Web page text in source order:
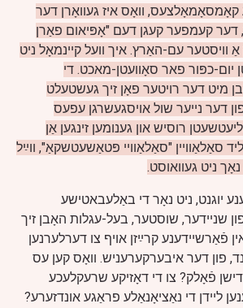
קאָמסאָמאָלצעס, וואָס איז געוואָרן דער
דער קעמפער קעגן דעם "אָפּיאום פאַרן
אַ וויסטער עם-האַרץ. איך וועל קיינמאָל ניט
כפּור פאר סאָוועטן-מאכט. די
דער רויטער פאָן זיך געשטעלט
דער נייער שול אויסגעשרגן עפעס
רוסיש און גענומען זינגען אַן
סאַלאַוויין "סאַלאַוויי פּטאַשעטשקאַ", ווײַל
ניט געוואוסט.
יוגנט, ניט נאָר די באַלעבאטישע
שניידער, שוסטער, בעל-עגלות האָבן זיך
פֿאַרשיידענע קרײַזן אויף צו דערלערנען
פון דער איבערקערעניש. וואָס קען עס
פֿאָלק? צו די דאָזיקע שרעקלעכע
ליידן די נאַציאָנאַלע פראַגע אונדזערע?